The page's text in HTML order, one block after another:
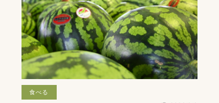
食べる